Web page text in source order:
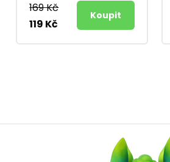
169 Kč
119 Kč